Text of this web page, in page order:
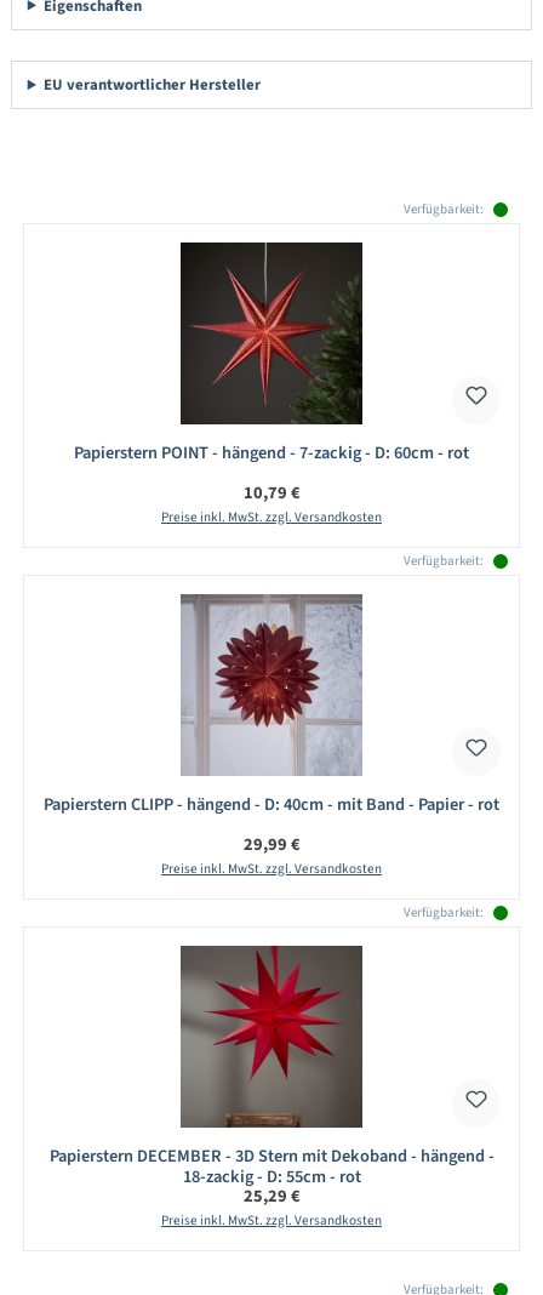
Eigenschaften
EU verantwortlicher Hersteller
Verfügbarkeit:
Papierstern POINT - hängend - 7-zackig - D: 60cm - rot
Regulärer Preis:
10,79 €
Preise inkl. MwSt. zzgl. Versandkosten
Verfügbarkeit:
Papierstern CLIPP - hängend - D: 40cm - mit Band - Papier - rot
Regulärer Preis:
29,99 €
Preise inkl. MwSt. zzgl. Versandkosten
Verfügbarkeit:
Papierstern DECEMBER - 3D Stern mit Dekoband - hängend -
18-zackig - D: 55cm - rot
Regulärer Preis:
25,29 €
Preise inkl. MwSt. zzgl. Versandkosten
Verfügbarkeit: